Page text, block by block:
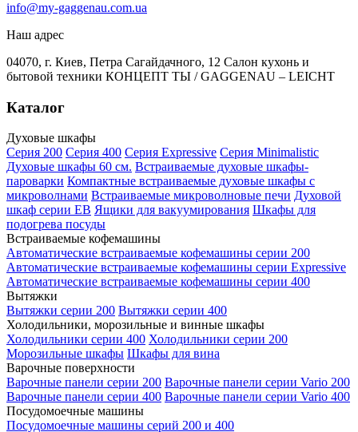
info@my-gaggenau.com.ua
Наш адрес
04070, г. Киев, Петра Сагайдачного, 12 Салон кухонь и
бытовой техники КОНЦЕПТ ТЫ / GAGGENAU – LEICHT
Каталог
Духовые шкафы
Серия 200 Серия 400 Серия Expressive Серия Minimalistic
Духовые шкафы 60 см. Встраиваемые духовые шкафы-
пароварки Компактные встраиваемые духовые шкафы с
микроволнами Встраиваемые микроволновые печи Духовой
шкаф серии EB Ящики для вакуумирования Шкафы для
подогрева посуды
Встраиваемые кофемашины
Автоматические встраиваемые кофемашины серии 200
Автоматические встраиваемые кофемашины серии Expressive
Автоматические встраиваемые кофемашины серии 400
Вытяжки
Вытяжки серии 200 Вытяжки серии 400
Холодильники, морозильные и винные шкафы
Холодильники серии 400 Холодильники серии 200
Морозильные шкафы Шкафы для вина
Варочные поверхности
Варочные панели серии 200 Варочные панели серии Vario 200
Варочные панели серии 400 Варочные панели серии Vario 400
Посудомоечные машины
Посудомоечные машины серий 200 и 400